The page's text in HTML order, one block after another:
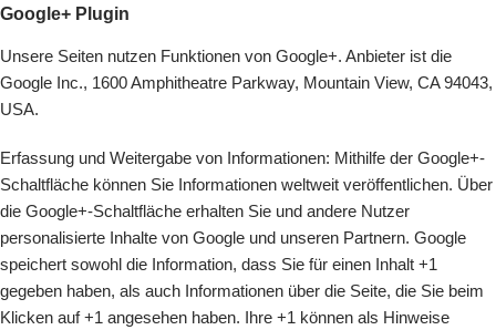
Google+ Plugin
Unsere Seiten nutzen Funktionen von Google+. Anbieter ist die
Google Inc., 1600 Amphitheatre Parkway, Mountain View, CA 94043,
USA.
Erfassung und Weitergabe von Informationen: Mithilfe der Google+-
Schaltfläche können Sie Informationen weltweit veröffentlichen. Über
die Google+-Schaltfläche erhalten Sie und andere Nutzer
personalisierte Inhalte von Google und unseren Partnern. Google
speichert sowohl die Information, dass Sie für einen Inhalt +1
gegeben haben, als auch Informationen über die Seite, die Sie beim
Klicken auf +1 angesehen haben. Ihre +1 können als Hinweise